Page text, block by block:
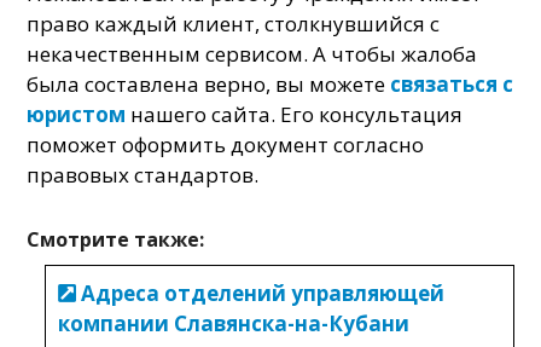
право каждый клиент, столкнувшийся с
некачественным сервисом. А чтобы жалоба
была составлена верно, вы можете связаться с
юристом нашего сайта. Его консультация
поможет оформить документ согласно
правовых стандартов.
Смотрите также:
Адреса отделений управляющей
компании Славянска-на-Кубани